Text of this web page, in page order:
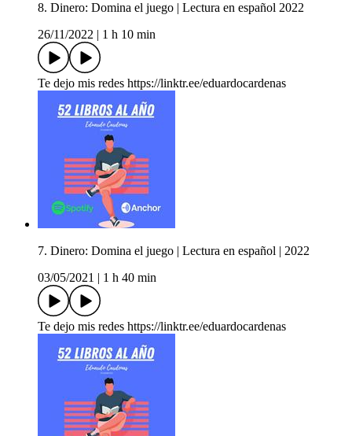
8. Dinero: Domina el juego | Lectura en español 2022
26/11/2022
1 h 10 min
Te dejo mis redes https://linktr.ee/eduardocardenas
7. Dinero: Domina el juego | Lectura en español | 2022
03/05/2021
1 h 40 min
Te dejo mis redes https://linktr.ee/eduardocardenas